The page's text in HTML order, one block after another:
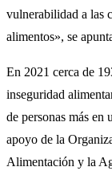
vulnerabilidad a las
alimentos», se
En 2021 cerca de
inseguridad
de personas más
apoyo de la
Alimentación y la